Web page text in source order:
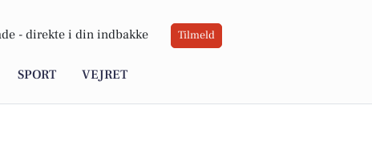
- direkte i din indbakke Tilmeld
SPORT VEJRET